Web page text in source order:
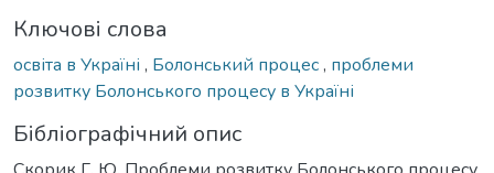
Ключові слова
освіта в Україні , Болонський процес, проблеми
розвитку Болонського процесу в Україні
Бібліографічний опис